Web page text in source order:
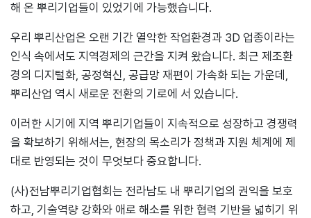
해 온 뿌리기업들이 있었기에 가능했습니다.
우리 뿌리산업은 오랜 기간 열악한 작업환경과 3D 업종이라는
인식 속에서도 지역경제의 근간을 지켜 왔습니다. 최근 제조환
경의 디지털화, 공정혁신, 공급망 재편이 가속화 되는 가운데,
뿌리산업 역시 새로운 전환의 기로에 서 있습니다.
이러한 시기에 지역 뿌리기업들이 지속적으로 성장하고 경쟁력
을 확보하기 위해서는, 현장의 목소리가 정책과 지원 체계에 제
대로 반영되는 것이 무엇보다 중요합니다.
(사)전남뿌리기업협회는 전라남도 내 뿌리기업의 권익을 보호
하고, 기술역량 강화와 애로 해소를 위한 협력 기반을 넓히기 위